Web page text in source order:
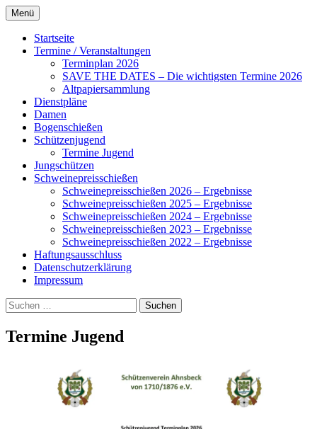
Zum
Inhalt
springen
Schützenverein Ahnsbeck
Ahnsbeck
Menü
Startseite
Termine / Veranstaltungen
Terminplan 2026
SAVE THE DATES – Die wichtigsten Termine 2026
Altpapiersammlung
Dienstpläne
Damen
Bogenschießen
Schützenjugend
Termine Jugend
Jungschützen
Schweinepreisschießen
Schweinepreisschießen 2026 – Ergebnisse
Schweinepreisschießen 2025 – Ergebnisse
Schweinepreisschießen 2024 – Ergebnisse
Schweinepreisschießen 2023 – Ergebnisse
Schweinepreisschießen 2022 – Ergebnisse
Haftungsausschluss
Datenschutzerklärung
Impressum
Suchen
nach:
Termine Jugend